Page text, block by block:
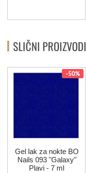
SLIČNI PROIZVODI
-50%
Gel lak za nokte BO
Nails 093 "Galaxy"
Plavi - 7 ml